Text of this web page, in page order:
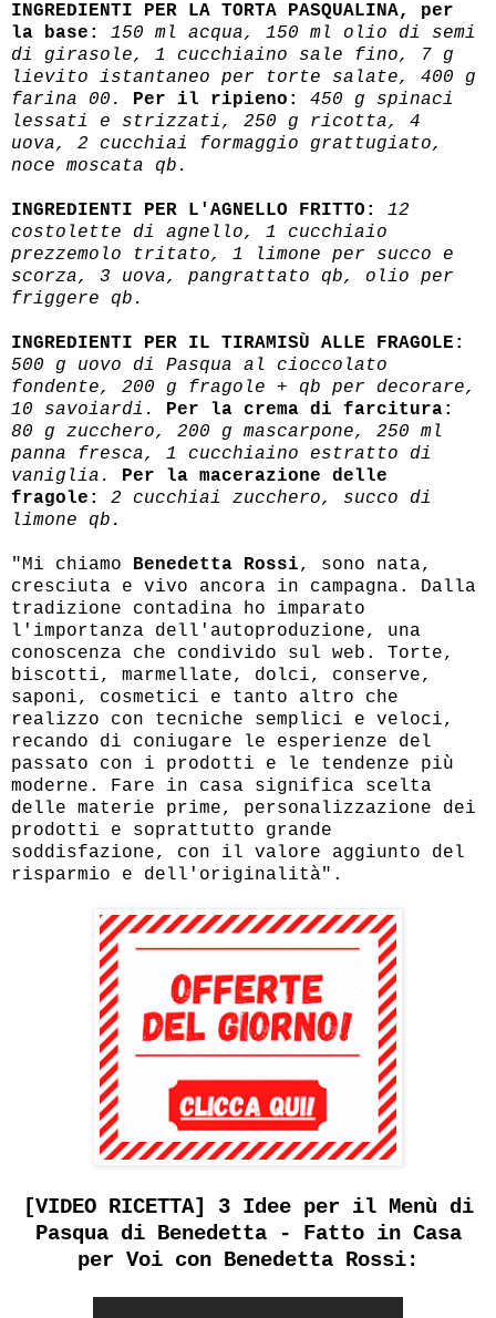
INGREDIENTI PER LA TORTA PASQUALINA, per
la base:
150 ml acqua, 150 ml olio di semi
di girasole, 1 cucchiaino sale fino, 7 g
lievito istantaneo per torte salate, 400 g
farina 00. Per il ripieno:
450 g spinaci
lessati e strizzati, 250 g ricotta, 4
uova, 2 cucchiai formaggio grattugiato,
noce moscata qb.
INGREDIENTI PER L'AGNELLO FRITTO:
12
costolette di agnello, 1 cucchiaio
prezzemolo tritato, 1 limone per succo e
scorza, 3 uova, pangrattato qb, olio per
friggere qb.
INGREDIENTI PER IL TIRAMISÙ ALLE FRAGOLE:
500 g uovo di Pasqua al cioccolato
fondente, 200 g fragole + qb per decorare,
10 savoiardi. Per la crema di farcitura:
80 g zucchero, 200 g mascarpone, 250 ml
panna fresca, 1 cucchiaino estratto di
vaniglia. Per la macerazione delle
fragole:
2 cucchiai zucchero, succo di
limone qb.
"Mi chiamo Benedetta Rossi, sono nata,
cresciuta e vivo ancora in campagna. Dalla
tradizione contadina ho imparato
l'importanza dell'autoproduzione, una
conoscenza che condivido sul web. Torte,
biscotti, marmellate, dolci, conserve,
saponi, cosmetici e tanto altro che
realizzo con tecniche semplici e veloci,
recando di coniugare le esperienze del
passato con i prodotti e le tendenze più
moderne. Fare in casa significa scelta
delle materie prime, personalizzazione dei
prodotti e soprattutto grande
soddisfazione, con il valore aggiunto del
risparmio e dell'originalità".
[VIDEO RICETTA] 3 Idee per il Menù di
Pasqua di Benedetta - Fatto in Casa
per Voi con Benedetta Rossi: